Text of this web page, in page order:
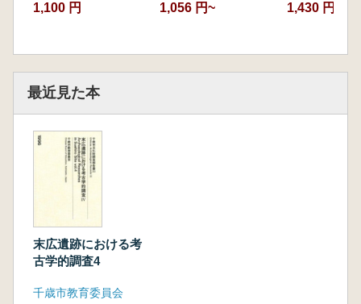
1,100 円 1,056 円~ 1,430 円
最近見た本
末広遺跡における考
古学的調査4
千歳市教育委員会